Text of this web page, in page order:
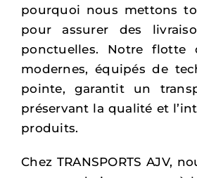
pourquoi nous mettons
pour assurer des
ponctuelles. Notre flotte
modernes, équipés de
pointe, garantit un
préservant la qualité et
produits.
Chez TRANSPORTS AJV,